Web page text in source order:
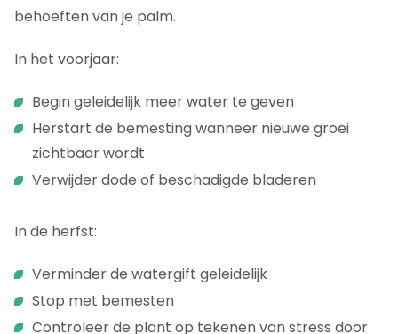
behoeften van je palm.
In het voorjaar:
Begin geleidelijk meer water te geven
Herstart de bemesting wanneer nieuwe groei
zichtbaar wordt
Verwijder dode of beschadigde bladeren
In de herfst:
Verminder de watergift geleidelijk
Stop met bemesten
Controleer de plant op tekenen van stress door